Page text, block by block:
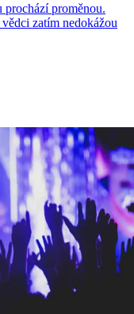
prochází proměnou.
zatím nedokážou